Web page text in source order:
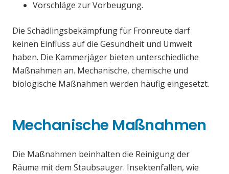
Vorschläge zur Vorbeugung.
Die Schädlingsbekämpfung für Fronreute darf
keinen Einfluss auf die Gesundheit und Umwelt
haben. Die Kammerjäger bieten unterschiedliche
Maßnahmen an. Mechanische, chemische und
biologische Maßnahmen werden häufig eingesetzt.
Mechanische Maßnahmen
Die Maßnahmen beinhalten die Reinigung der
Räume mit dem Staubsauger. Insektenfallen, wie